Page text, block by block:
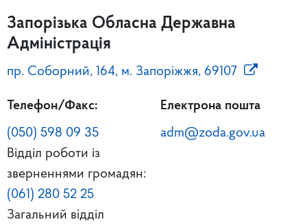
Запорізька Обласна Державна
Адміністрація
пр. Соборний, 164, м. Запоріжжя, 69107
Телефон/Факс:
(050) 598 09 35
Відділ роботи із
зверненнями громадян:
(061) 280 52 25
Загальний відділ
Електрона пошта
adm@zoda.gov.ua